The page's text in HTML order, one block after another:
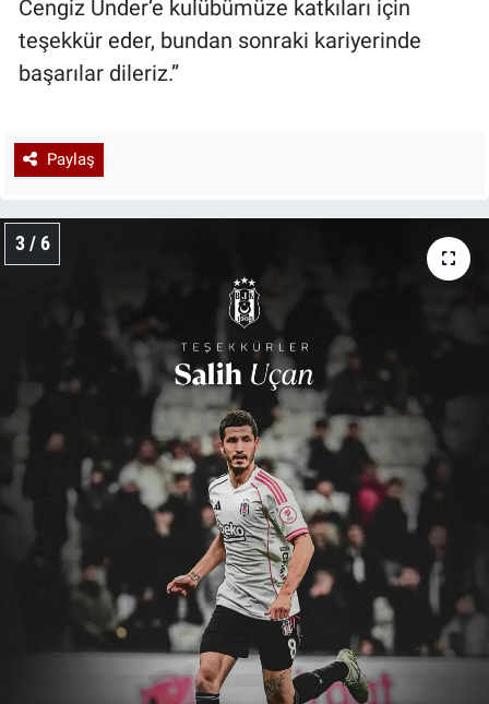
Cengiz Ünder’e kulübümüze katkıları için
teşekkür eder, bundan sonraki kariyerinde
başarılar dileriz.”
Paylaş
3 / 6